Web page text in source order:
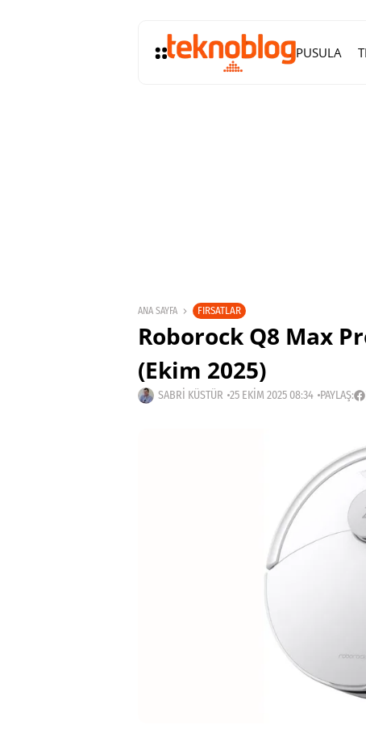
PUSULA
ANA SAYFA FIRSATLAR
Roborock Q8 Max
(Ekim 2025)
SABRI KÜSTÜR 25 EKIM 2025 08:34 PAYLAŞ: